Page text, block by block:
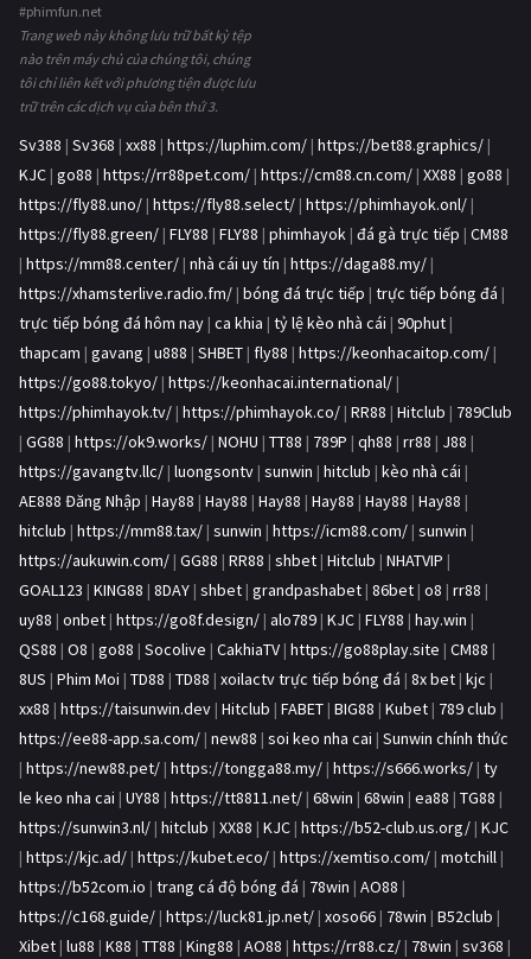
#phimfun.net
Trang web này không lưu trữ bất kỳ tệp
nào trên máy chủ của chúng tôi, chúng
tôi chỉ liên kết với phương tiện được lưu
trữ trên các dịch vụ của bên thứ 3.
Sv388 | Sv368 | xx88 | https://luphim.com/ | https://bet88.graphics/ |
KJC | go88 | https://rr88pet.com/ | https://cm88.cn.com/ | XX88 | go88 |
https://fly88.uno/ | https://fly88.select/ | https://phimhayok.onl/ |
https://fly88.green/ | FLY88 | FLY88 | phimhayok | đá gà trực tiếp | CM88
| https://mm88.center/ | nhà cái uy tín | https://daga88.my/ |
https://xhamsterlive.radio.fm/ | bóng đá trực tiếp | trực tiếp bóng đá |
trực tiếp bóng đá hôm nay | ca khia | tỷ lệ kèo nhà cái | 90phut |
thapcam | gavang | u888 | SHBET | fly88 | https://keonhacaitop.com/ |
https://go88.tokyo/ | https://keonhacai.international/ |
https://phimhayok.tv/ | https://phimhayok.co/ | RR88 | Hitclub | 789Club
| GG88 | https://ok9.works/ | NOHU | TT88 | 789P | qh88 | rr88 | J88 |
https://gavangtv.llc/ | luongsontv | sunwin | hitclub | kèo nhà cái |
AE888 Đăng Nhập | Hay88 | Hay88 | Hay88 | Hay88 | Hay88 | Hay88 |
hitclub | https://mm88.tax/ | sunwin | https://icm88.com/ | sunwin |
https://aukuwin.com/ | GG88 | RR88 | shbet | Hitclub | NHATVIP |
GOAL123 | KING88 | 8DAY | shbet | grandpashabet | 86bet | o8 | rr88 |
uy88 | onbet | https://go8f.design/ | alo789 | KJC | FLY88 | hay.win |
QS88 | O8 | go88 | Socolive | CakhiaTV | https://go88play.site | CM88 |
8US | Phim Moi | TD88 | TD88 | xoilactv trực tiếp bóng đá | 8x bet | kjc |
xx88 | https://taisunwin.dev | Hitclub | FABET | BIG88 | Kubet | 789 club |
https://ee88-app.sa.com/ | new88 | soi keo nha cai | Sunwin chính thức
| https://new88.pet/ | https://tongga88.my/ | https://s666.works/ | ty
le keo nha cai | UY88 | https://tt8811.net/ | 68win | 68win | ea88 | TG88 |
https://sunwin3.nl/ | hitclub | XX88 | KJC | https://b52-club.us.org/ | KJC
| https://kjc.ad/ | https://kubet.eco/ | https://xemtiso.com/ | motchill |
https://b52com.io | trang cá độ bóng đá | 78win | AO88 |
https://c168.guide/ | https://luck81.jp.net/ | xoso66 | 78win | B52club |
Xibet | lu88 | K88 | TT88 | King88 | AO88 | https://rr88.cz/ | 78win | sv368 |